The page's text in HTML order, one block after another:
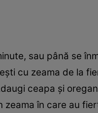
sau până se
cu zeama de la
ceapa şi
în care au